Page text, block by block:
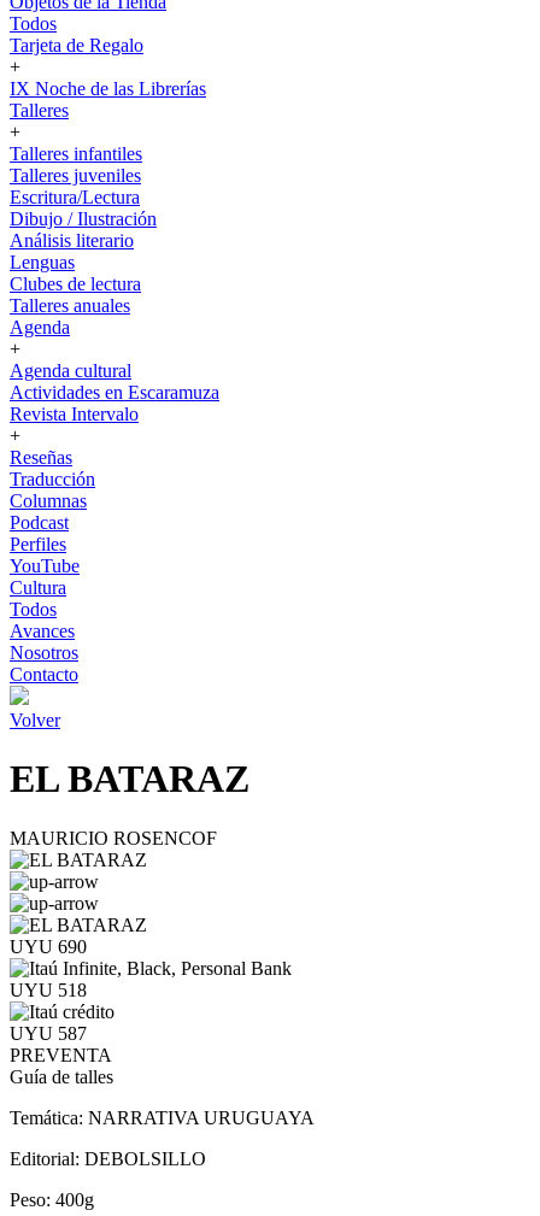
Todos
Tarjeta de Regalo
+
IX Noche de las Librerías
Talleres
+
Talleres infantiles
Talleres juveniles
Escritura/Lectura
Dibujo / Ilustración
Análisis literario
Lenguas
Clubes de lectura
Talleres anuales
Agenda
+
Agenda cultural
Actividades en Escaramuza
Revista Intervalo
+
Reseñas
Traducción
Columnas
Podcast
Perfiles
YouTube
Cultura
Todos
Avances
Nosotros
Contacto
Volver
EL BATARAZ
MAURICIO ROSENCOF
UYU 690
UYU 518
UYU 587
PREVENTA
Guía de talles
Temática: NARRATIVA URUGUAYA
Editorial: DEBOLSILLO
Peso: 400g